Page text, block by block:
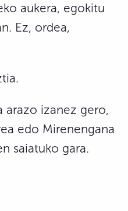
aukera, egokitu
Ez, ordea,
arazo izanez gero,
edo Mirenengana
saiatuko gara.